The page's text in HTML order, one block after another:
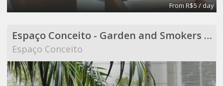
From R$5 / day
Espaço Conceito - Garden and Smokers Area - Coworking
Espaço Conceito